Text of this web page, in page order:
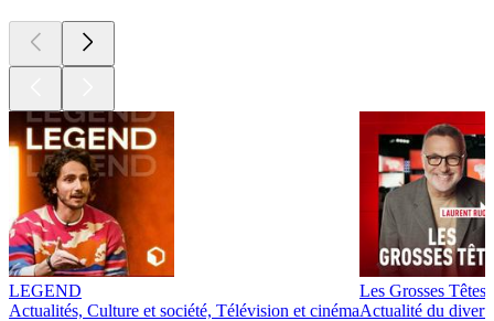
LEGEND
Actualités, Culture et société, Télévision et cinéma
Les Grosses Têtes
Actualité du